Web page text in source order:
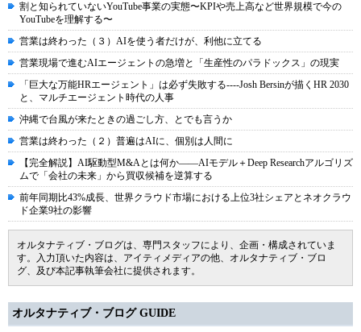
割と知られていないYouTube事業の実態〜KPIや売上高など世界規模で今の
YouTubeを理解する〜
営業は終わった（３）AIを使う者だけが、利他に立てる
営業現場で進むAIエージェントの急増と「生産性のパラドックス」の現実
「巨大な万能HRエージェント」は必ず失敗する----Josh Bersinが描くHR 2030
と、マルチエージェント時代の人事
沖縄で台風が来たときの過ごし方、とでも言うか
営業は終わった（２）普遍はAIに、個別は人間に
【完全解説】AI駆動型M&Aとは何か――AIモデル＋Deep Researchアルゴリズ
ムで「会社の未来」から買収候補を逆算する
前年同期比43%成長、世界クラウド市場における上位3社シェアとネオクラウ
ド企業9社の影響
オルタナティブ・ブログは、専門スタッフにより、企画・構成されていま
す。入力頂いた内容は、アイティメディアの他、オルタナティブ・ブロ
グ、及び本記事執筆会社に提供されます。
オルタナティブ・ブログ GUIDE